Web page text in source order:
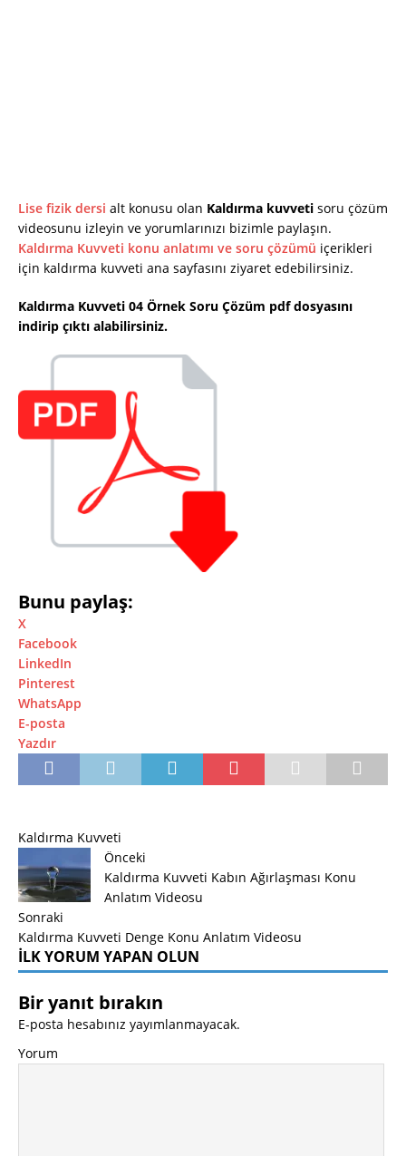
Lise fizik dersi alt konusu olan Kaldırma kuvveti soru çözüm
videosunu izleyin ve yorumlarınızı bizimle paylaşın.
Kaldırma Kuvveti konu anlatımı ve soru çözümü içerikleri
için kaldırma kuvveti ana sayfasını ziyaret edebilirsiniz.
Kaldırma Kuvveti 04 Örnek Soru Çözüm pdf dosyasını
indirip çıktı alabilirsiniz.
Bunu paylaş:
X
Facebook
LinkedIn
Pinterest
WhatsApp
E-posta
Yazdır
Kaldırma Kuvveti
Önceki
Kaldırma Kuvveti Kabın Ağırlaşması Konu
Anlatım Videosu
Sonraki
Kaldırma Kuvveti Denge Konu Anlatım Videosu
İLK YORUM YAPAN OLUN
Bir yanıt bırakın
E-posta hesabınız yayımlanmayacak.
Yorum